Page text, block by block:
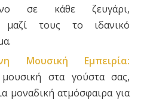
σε κάθε ζευγάρι,
μαζί τους το ιδανικό
Μουσική Εμπειρία:
στα γούστα σας,
μοναδική ατμόσφαιρα για